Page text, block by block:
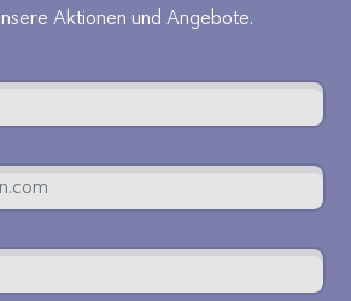
Aktionen und Angebote.